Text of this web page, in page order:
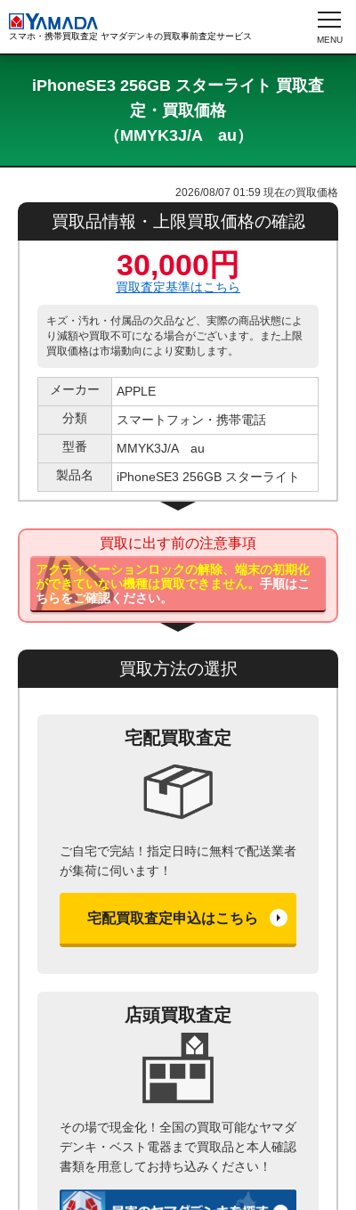
スマホ・携帯買取査定 ヤマダデンキの買取事前査定サービス
iPhoneSE3 256GB スターライト 買取査
定・買取価格
（MMYK3J/A au）
2026/08/07 01:59 現在の買取価格
買取品情報・上限買取価格の確認
30,000円
買取査定基準はこちら
キズ・汚れ・付属品の欠品など、実際の商品状態によ
り減額や買取不可になる場合がございます。また上限
買取価格は市場動向により変動します。
メーカー
APPLE
分類
スマートフォン・携帯電話
型番
MMYK3J/A au
製品名
iPhoneSE3 256GB スターライト
買取に出す前の注意事項
アクティベーションロックの解除、端末の初期化
ができていない機種は買取できません。手順はこ
ちらをご確認ください。
買取方法の選択
宅配買取査定
ご自宅で完結！指定日時に無料で配送業者
が集荷に伺います！
宅配買取査定申込はこちら
店頭買取査定
その場で現金化！全国の買取可能なヤマダ
デンキ・ベスト電器まで買取品と本人確認
書類を用意してお持ち込みください！